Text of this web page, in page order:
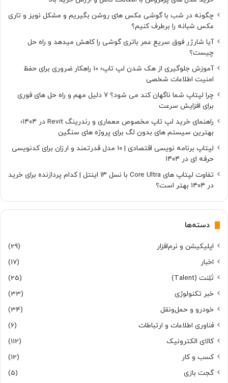
چگونه در شب با گوشی عکس های روشن بگیریم و مشکل نویز و تاری
عکس شبانه را برطرف کنیم؟
آیا شارژر فوق سریع عمر باتری گوشی را کاهش میدهد و راه حل
چیست؟
آموزش جلوگیری از هک شدن لپ تاپ؛ 10 راهکار ضروری برای حفظ
امنیت اطلاعات شخصی
چرا لپتاپ شما ناگهان کند می شود؟ ۷ دلیل مهم و راه حل های فوری
برای افزایش سرعت
راهنمای خرید لپ تاپ مخصوص معماری و رندرینگ Revit در ۱۴۰۴؛
بهترین سیستم های بدون لگ برای پروژه های سنگین
لپتاپ برنامه نویسی اقتصادی | ۱۰ مدل قدرتمند و ارزان برای کدنویسی
حرفه ای در ۱۴۰۴
تفاوت لپتاپ های Core Ultra با نسل ۱۳ اینتل | کدام پردازنده برای خرید
در ۱۴۰۴ بهتر است؟
دسته‌ها
اپلیکیشن و نرم‌افزار
(29)
اخبار
(17)
تَلِنت (Talent)
(25)
خبر تکنولوژی
(33)
خودرو و حمل‌و‌نقل
(34)
فناوری اطلاعات و ارتباطات
(6)
کالای الکترونیک
(112)
کسب و کار
(12)
گجت بازی
(5)